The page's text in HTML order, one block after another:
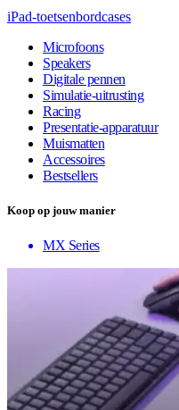
iPad-toetsenbordcases
Microfoons
Speakers
Digitale pennen
Simulatie-uitrusting
Racing
Presentatie-apparatuur
Muismatten
Accessoires
Bestsellers
Koop op jouw manier
MX Series